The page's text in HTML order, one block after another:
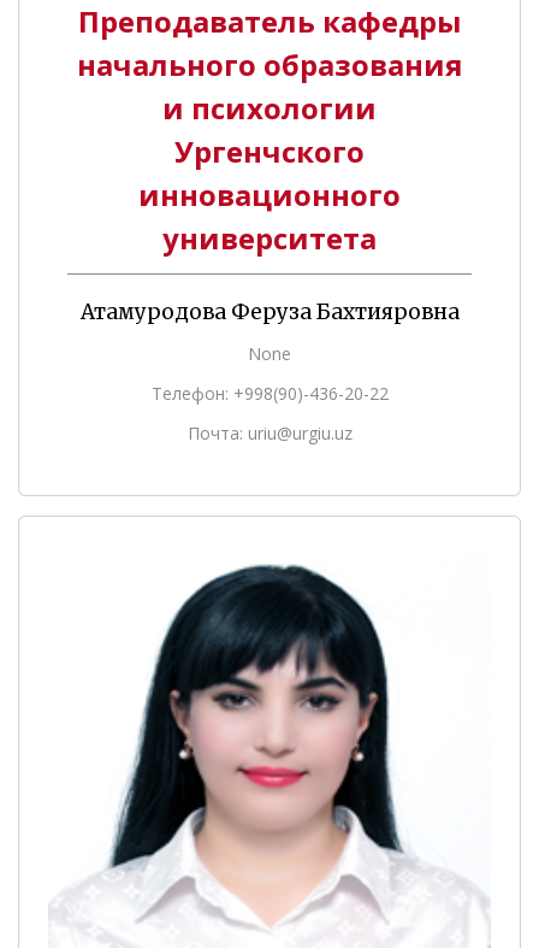
Преподаватель кафедры
начального образования
и психологии
Ургенчского
инновационного
университета
Атамуродова Феруза Бахтияровна
None
Телефон: +998(90)-436-20-22
Почта: uriu@urgiu.uz